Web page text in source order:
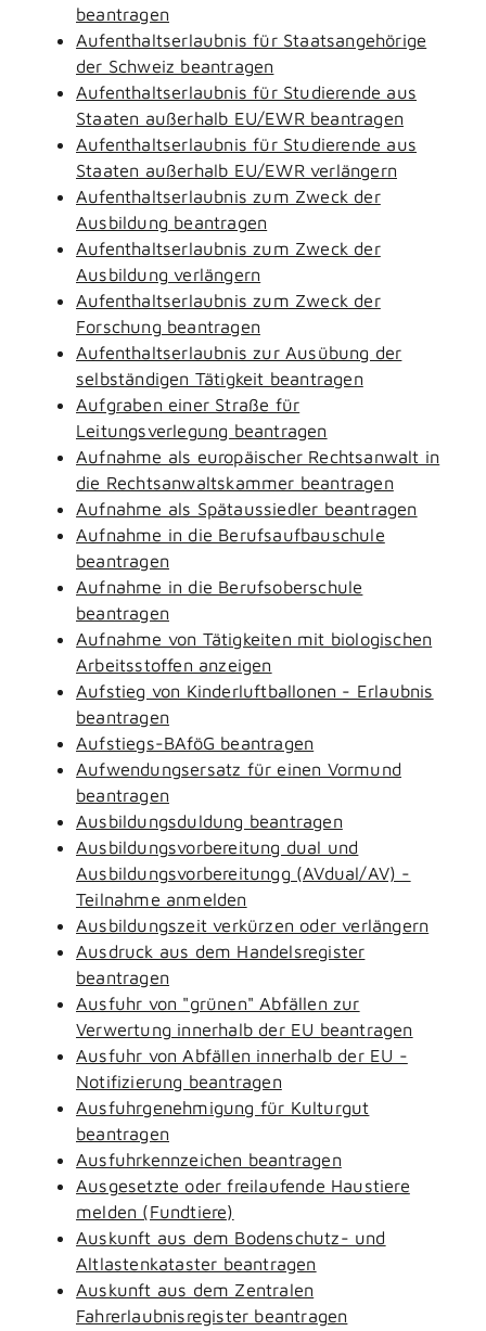
beantragen
Aufenthaltserlaubnis für Staatsangehörige
der Schweiz beantragen
Aufenthaltserlaubnis für Studierende aus
Staaten außerhalb EU/EWR beantragen
Aufenthaltserlaubnis für Studierende aus
Staaten außerhalb EU/EWR verlängern
Aufenthaltserlaubnis zum Zweck der
Ausbildung beantragen
Aufenthaltserlaubnis zum Zweck der
Ausbildung verlängern
Aufenthaltserlaubnis zum Zweck der
Forschung beantragen
Aufenthaltserlaubnis zur Ausübung der
selbständigen Tätigkeit beantragen
Aufgraben einer Straße für
Leitungsverlegung beantragen
Aufnahme als europäischer Rechtsanwalt in
die Rechtsanwaltskammer beantragen
Aufnahme als Spätaussiedler beantragen
Aufnahme in die Berufsaufbauschule
beantragen
Aufnahme in die Berufsoberschule
beantragen
Aufnahme von Tätigkeiten mit biologischen
Arbeitsstoffen anzeigen
Aufstieg von Kinderluftballonen - Erlaubnis
beantragen
Aufstiegs-BAföG beantragen
Aufwendungsersatz für einen Vormund
beantragen
Ausbildungsduldung beantragen
Ausbildungsvorbereitung dual und
Ausbildungsvorbereitungg (AVdual/AV) -
Teilnahme anmelden
Ausbildungszeit verkürzen oder verlängern
Ausdruck aus dem Handelsregister
beantragen
Ausfuhr von "grünen" Abfällen zur
Verwertung innerhalb der EU beantragen
Ausfuhr von Abfällen innerhalb der EU -
Notifizierung beantragen
Ausfuhrgenehmigung für Kulturgut
beantragen
Ausfuhrkennzeichen beantragen
Ausgesetzte oder freilaufende Haustiere
melden (Fundtiere)
Auskunft aus dem Bodenschutz- und
Altlastenkataster beantragen
Auskunft aus dem Zentralen
Fahrerlaubnisregister beantragen